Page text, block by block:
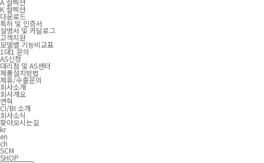
A 컬렉션
K 컬렉션
다운로드
특허 및 인증서
설명서 및 카달로그
고객지원
모델별 기능비교표
1대1 문의
AS신청
대리점 및 AS센터
제품설치방법
제휴/수출문의
회사소개
회사개요
연혁
CI/BI 소개
회사소식
찾아오시는길
kr
en
ch
SCM
SHOP